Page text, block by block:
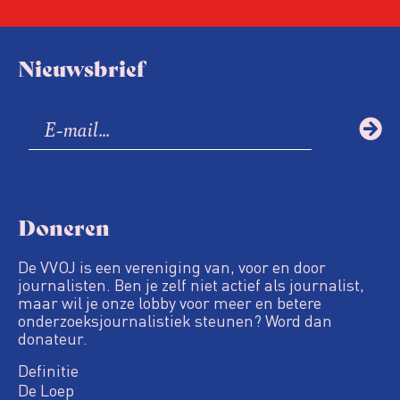
Nieuwsbrief
Doneren
De VVOJ is een vereniging van, voor en door
journalisten. Ben je zelf niet actief als journalist,
maar wil je onze lobby voor meer en betere
onderzoeksjournalistiek steunen? Word dan
donateur.
Definitie
De Loep